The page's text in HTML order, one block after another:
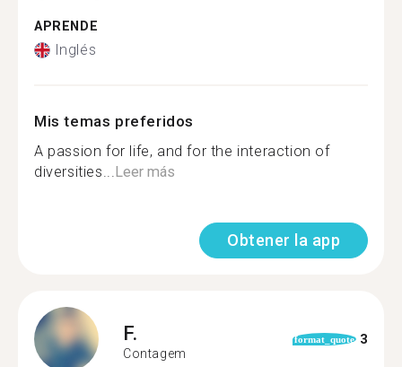
APRENDE
Inglés
Mis temas preferidos
A passion for life, and for the interaction of
diversities...Leer más
Obtener la app
F.
Contagem
format_quote 3